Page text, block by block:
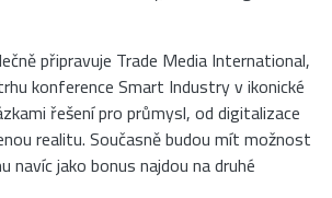
připravuje Trade Media International,
konference Smart Industry v ikonické
řešení pro průmysl, od digitalizace
realitu. Současně budou mít možnost
jako bonus najdou na druhé